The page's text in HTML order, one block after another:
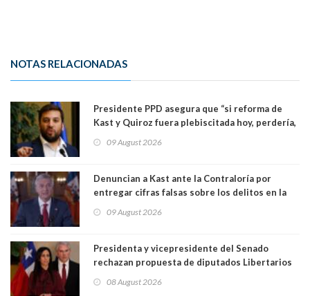
NOTAS RELACIONADAS
Presidente PPD asegura que “si reforma de
Kast y Quiroz fuera plebiscitada hoy, perdería,
a favor de la oposición, sería una victoria de la
09 August 2026
Denuncian a Kast ante la Contraloría por
entregar cifras falsas sobre los delitos en la
09 August 2026
Presidenta y vicepresidente del Senado
rechazan propuesta de diputados Libertarios
"Constituye un camino equivocado"
08 August 2026